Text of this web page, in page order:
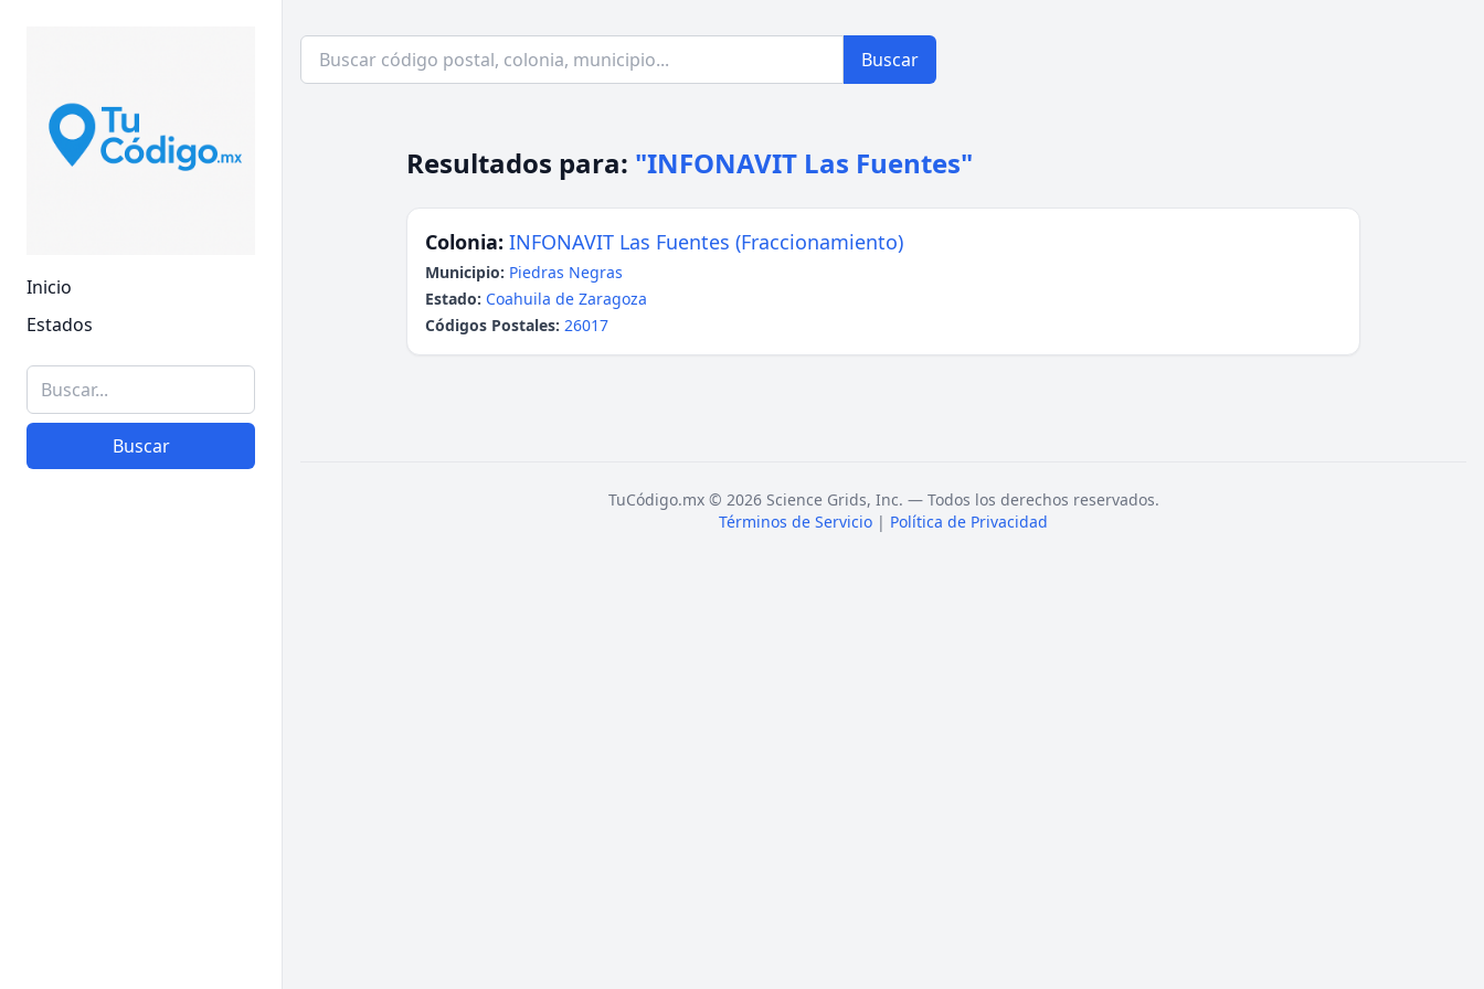
Inicio
Estados
Buscar
Buscar
Resultados para: "INFONAVIT Las Fuentes"
Colonia: INFONAVIT Las Fuentes (Fraccionamiento)
Municipio: Piedras Negras
Estado: Coahuila de Zaragoza
Códigos Postales: 26017
TuCódigo.mx © 2026 Science Grids, Inc. — Todos los derechos reservados.
Términos de Servicio | Política de Privacidad